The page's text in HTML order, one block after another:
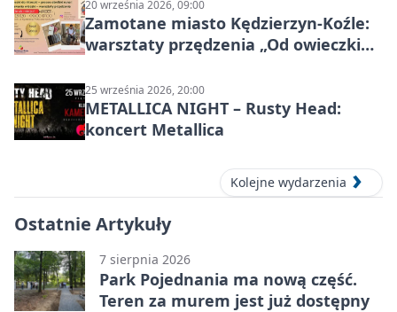
20 września 2026, 09:00
Zamotane miasto Kędzierzyn-Koźle:
warsztaty przędzenia „Od owieczki
25 września 2026, 20:00
METALLICA NIGHT – Rusty Head:
koncert Metallica
Kolejne wydarzenia
Ostatnie Artykuły
7 sierpnia 2026
Park Pojednania ma nową część.
Teren za murem jest już dostępny